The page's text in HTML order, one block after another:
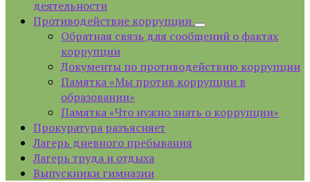
деятельности
Противодействие коррупции
Обратная связь для сообщений о фактах
коррупции
Документы по противодействию коррупции
Памятка «Мы против коррупции в
образовании»
Памятка «Что нужно знать о коррупции»
Прокуратура разъясняет
Лагерь дневного пребывания
Лагерь труда и отдыха
Выпускники гимназии